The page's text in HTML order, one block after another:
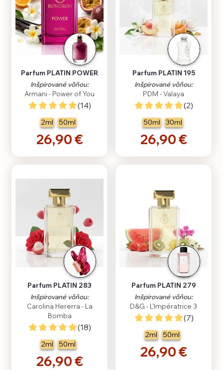
Parfum PLATIN POWER
Inšpirované vôňou:
Armani - Power of You
(14)
2ml 50ml
26,90 €
Parfum PLATIN 195
Inšpirované vôňou:
PDM - Valaya
(2)
50ml 30ml
26,90 €
Parfum PLATIN 283
Inšpirované vôňou:
Carolina Hererra - La
Bomba
(18)
2ml 50ml
26,90 €
Parfum PLATIN 279
Inšpirované vôňou:
D&G - L'Impératrice 3
(7)
2ml 50ml
26,90 €